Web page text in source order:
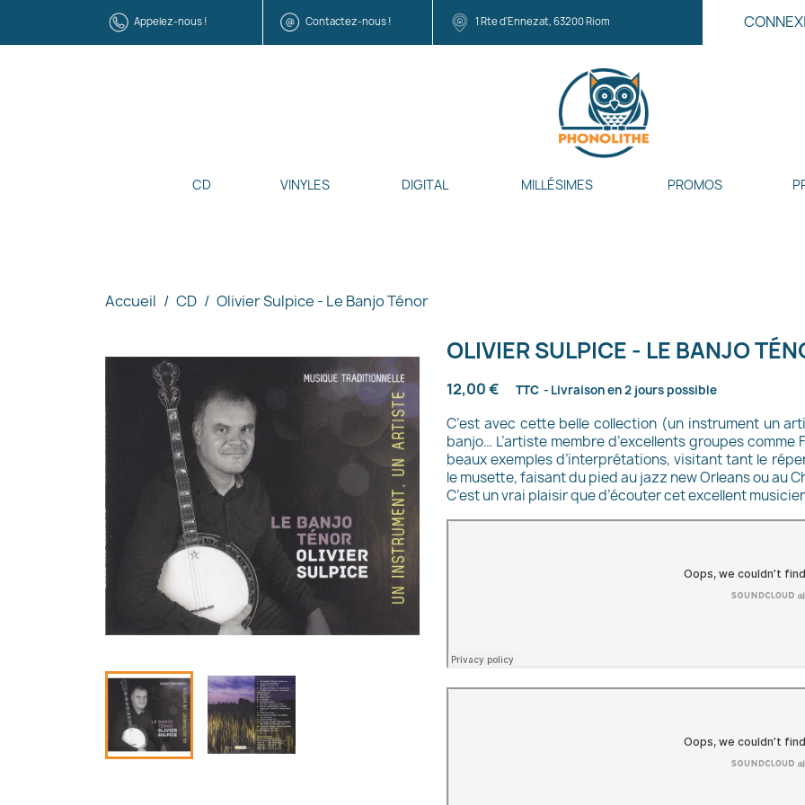
Appelez-nous ! Contactez-nous ! 1 Rte d'Ennezat, 63200 Riom
CD VINYLES DIGITAL MILLÉSIMES PROMOS
Accueil CD Olivier Sulpice - Le Banjo Ténor
OLIVIER SULPICE - LE BANJO
12,00 € TTC Livraison en 2 jours possible
C’est avec cette belle collection (un instrument un
banjo… L’artiste membre d’excellents groupes comme
beaux exemples d’interprétations, visitant tant le
le musette, faisant du pied au jazz new Orleans ou au
C’est un vrai plaisir que d’écouter cet excellent